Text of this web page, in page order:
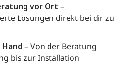
vor Ort –
Lösungen direkt bei dir zu
– Von der Beratung
bis zur Installation